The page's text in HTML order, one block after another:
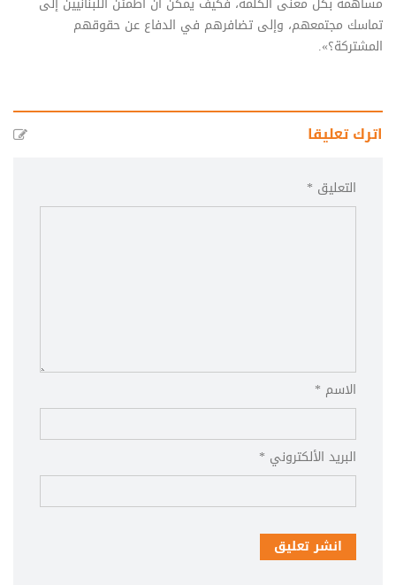
تماسك مجتمعهم، وإلى تضافرهم في الدفاع عن حقوقهم
المشتركة؟».
اترك تعليقا
التعليق *
الاسم *
البريد الألكتروني *
انشر تعليق